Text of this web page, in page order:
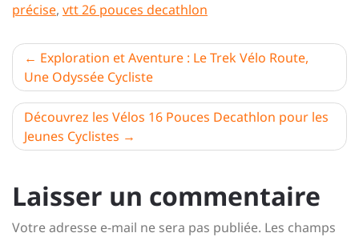
précise, vtt 26 pouces decathlon
Navigation
de
l’article
Exploration et Aventure : Le Trek Vélo Route,
Une Odyssée Cycliste
Découvrez les Vélos 16 Pouces Decathlon pour les
Jeunes Cyclistes
Laisser un commentaire
Votre adresse e-mail ne sera pas publiée. Les champs